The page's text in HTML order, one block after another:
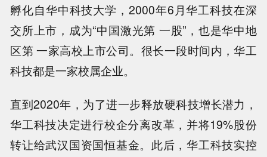
孵化自华中科技大学，2000年6月华工科技在深
交所上市，成为“中国激光第 一股”，也是华中地
区第 一家高校上市公司。很长一段时间内，华工
科技都是一家校属企业。
直到2020年，为了进一步释放硬科技增长潜力，
华工科技决定进行校企分离改革，并将19%股份
转让给武汉国资国恒基金。此后，华工科技实控